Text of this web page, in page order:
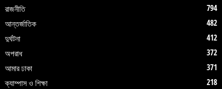
রাজনীতি
794
আন্তর্জাতিক
482
দুর্ঘটনা
412
অপরাধ
372
আমার ঢাকা
371
ক্যাম্পাস ও শিক্ষা
218